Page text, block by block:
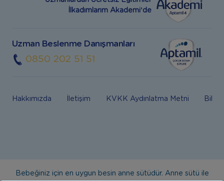
İlkadımlarım Akademi’de
Uzman Beslenme Danışmanları
0850 202 51 51
Hakkımızda İletişim KVKK Aydınlatma Metni Bilgi
Bebeğiniz için en uygun besin anne sütüdür. Anne sütü ile